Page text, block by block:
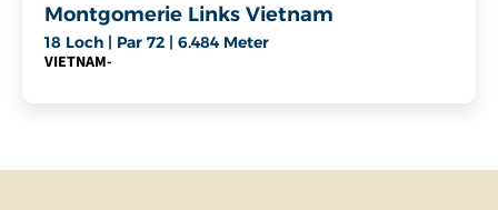
Montgomerie Links Vietnam
18 Loch | Par 72 | 6.484 Meter
VIETNAM-